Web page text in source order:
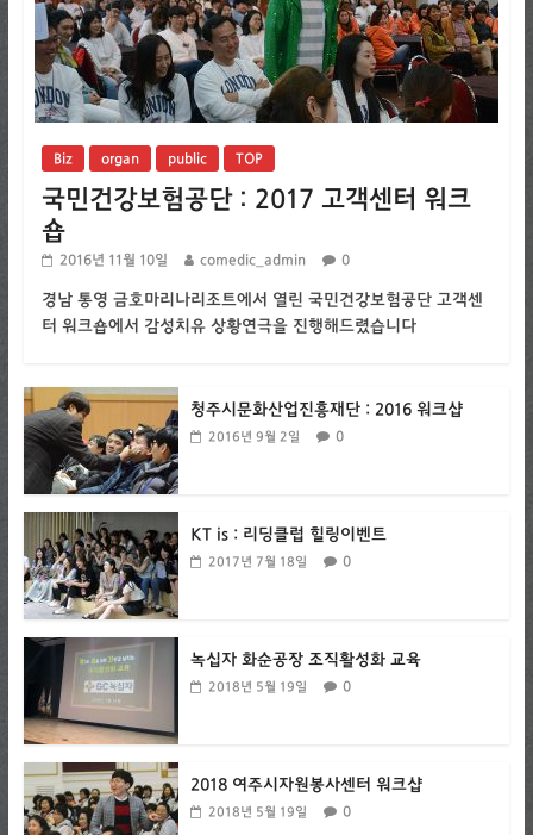
Biz organ public TOP
국민건강보험공단 : 2017 고객센터 워크
숍
2016년 11월 10일 comedic_admin 0
경남 통영 금호마리나리조트에서 열린 국민건강보험공단 고객센
터 워크숍에서 감성치유 상황연극을 진행해드렸습니다
청주시문화산업진흥재단 : 2016 워크샵
2016년 9월 2일 0
KT is : 리딩클럽 힐링이벤트
2017년 7월 18일 0
녹십자 화순공장 조직활성화 교육
2018년 5월 19일 0
2018 여주시자원봉사센터 워크샵
2018년 5월 19일 0